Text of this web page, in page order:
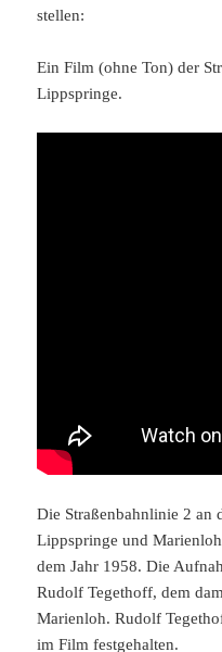
stellen:
Ein Film (ohne Ton) der
Lippspringe.
Die Straßenbahnlinie 2 an
Lippspringe und
dem Jahr 1958. Die
Rudolf Tegethoff, dem
Marienloh. Rudolf
im Film festgehalten.